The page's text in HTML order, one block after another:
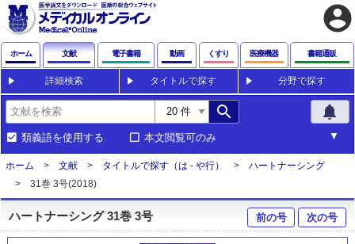
account_circle
ホーム 文献 電子書籍 動画 くすり 医療機器 書籍通販
詳細検索 タイトルで探す 分野で探す
search notifications
類義語を使用する 本文閲覧可のみ
ホーム 文献 タイトルで探す（は - や行）
ハートナーシング
31巻 3号(2018)
ハートナーシング 31巻 3号 前の号 次の号